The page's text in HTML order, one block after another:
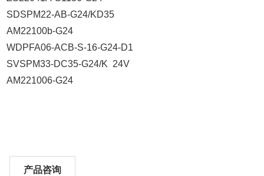
SDSPM22-AB-G24/KD35
AM22100b-G24
WDPFA06-ACB-S-16-G24-D1
SVSPM33-DC35-G24/K 24V
AM221006-G24
产品咨询